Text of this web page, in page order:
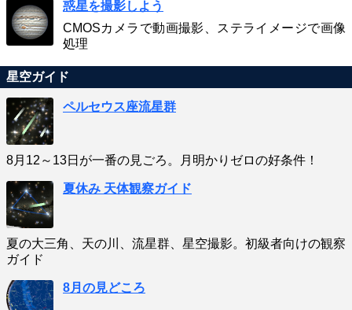
惑星を撮影しよう
CMOSカメラで動画撮影、ステライメージで画像
処理
星空ガイド
ペルセウス座流星群
8月12～13日が一番の見ごろ。月明かりゼロの好条件！
夏休み 天体観察ガイド
夏の大三角、天の川、流星群、星空撮影。初級者向けの観察
ガイド
8月の見どころ